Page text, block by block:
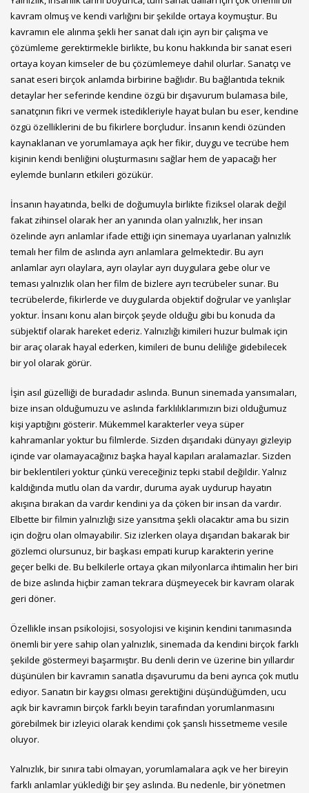
kavram olmuş ve kendi varlığını bir şekilde ortaya koymuştur. Bu
kavramın ele alınma şekli her sanat dalı için ayrı bir çalışma ve
çözümleme gerektirmekle birlikte, bu konu hakkında bir sanat eseri
ortaya koyan kimseler de bu çözümlemeye dahil olurlar. Sanatçı ve
sanat eseri birçok anlamda birbirine bağlıdır. Bu bağlantıda teknik
detaylar her seferinde kendine özgü bir dışavurum bulamasa bile,
sanatçının fikri ve vermek istedikleriyle hayat bulan bu eser, kendine
özgü özelliklerini de bu fikirlere borçludur. İnsanın kendi özünden
kaynaklanan ve yorumlamaya açık her fikir, duygu ve tecrübe hem
kişinin kendi benliğini oluşturmasını sağlar hem de yapacağı her
eylemde bunların etkileri gözükür.
İnsanın hayatında, belki de doğumuyla birlikte fiziksel olarak değil
fakat zihinsel olarak her an yanında olan yalnızlık, her insan
özelinde ayrı anlamlar ifade ettiği için sinemaya uyarlanan yalnızlık
temalı her film de aslında ayrı anlamlara gelmektedir. Bu ayrı
anlamlar ayrı olaylara, ayrı olaylar ayrı duygulara gebe olur ve
teması yalnızlık olan her film de bizlere ayrı tecrübeler sunar. Bu
tecrübelerde, fikirlerde ve duygularda objektif doğrular ve yanlışlar
yoktur. İnsanı konu alan birçok şeyde olduğu gibi bu konuda da
sübjektif olarak hareket ederiz. Yalnızlığı kimileri huzur bulmak için
bir araç olarak hayal ederken, kimileri de bunu deliliğe gidebilecek
bir yol olarak görür.
İşin asıl güzelliği de buradadır aslında. Bunun sinemada yansımaları,
bize insan olduğumuzu ve aslında farklılıklarımızın bizi olduğumuz
kişi yaptığını gösterir. Mükemmel karakterler veya süper
kahramanlar yoktur bu filmlerde. Sizden dışarıdaki dünyayı gizleyip
içinde var olamayacağınız başka hayal kapıları aralamazlar. Sizden
bir beklentileri yoktur çünkü vereceğiniz tepki stabil değildir. Yalnız
kaldığında mutlu olan da vardır, duruma ayak uydurup hayatın
akışına bırakan da vardır kendini ya da çöken bir insan da vardır.
Elbette bir filmin yalnızlığı size yansıtma şekli olacaktır ama bu sizin
için doğru olan olmayabilir. Siz izlerken olaya dışarıdan bakarak bir
gözlemci olursunuz, bir başkası empati kurup karakterin yerine
geçer belki de. Bu belkilerle ortaya çıkan milyonlarca ihtimalin her biri
de bize aslında hiçbir zaman tekrara düşmeyecek bir kavram olarak
geri döner.
Özellikle insan psikolojisi, sosyolojisi ve kişinin kendini tanımasında
önemli bir yere sahip olan yalnızlık, sinemada da kendini birçok farklı
şekilde göstermeyi başarmıştır. Bu denli derin ve üzerine bin yıllardır
düşünülen bir kavramın sanatla dışavurumu da beni ayrıca çok mutlu
ediyor. Sanatın bir kaygısı olması gerektiğini düşündüğümden, ucu
açık bir kavramın birçok farklı beyin tarafından yorumlanmasını
görebilmek bir izleyici olarak kendimi çok şanslı hissetmeme vesile
oluyor.
Yalnızlık, bir sınıra tabi olmayan, yorumlamalara açık ve her bireyin
farklı anlamlar yüklediği bir şey aslında. Bu nedenle, bir yönetmen